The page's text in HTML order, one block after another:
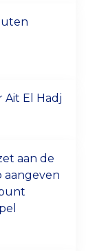
El Hadj
aan de
aangeven